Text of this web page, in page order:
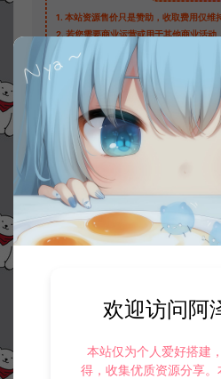
1. 本站资源售价只是赞助，收取费用仅维
2. 若您需要商业运营或用于其他商业活动
使用。
3. 如果本站有侵犯、不妥之处的资源，
将会第一时间解决！
本站提供的所有资源仅供参考学习使用
业用途，请大家不要用于商用！
侵权联系邮箱：32838727@qq.com
阿泽源码网
MT3换皮
https://www.lyzwlkj.vip/48909/yxym/
冷雨泽ღ 默认解压密
欢迎访问阿
本站仅为个人爱好搭建
得，收集优质资源分享